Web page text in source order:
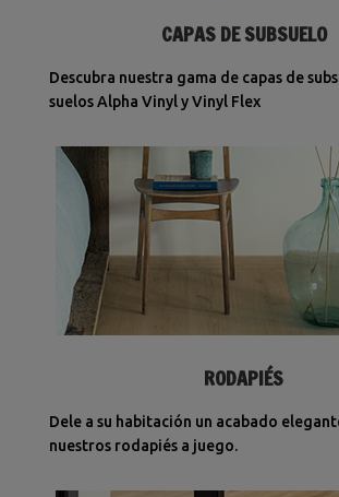
CAPAS DE SUBSUELO
Descubra nuestra gama de capas de
suelos Alpha Vinyl y Vinyl Flex
RODAPIÉS
Dele a su habitación un acabado
nuestros rodapiés a juego.